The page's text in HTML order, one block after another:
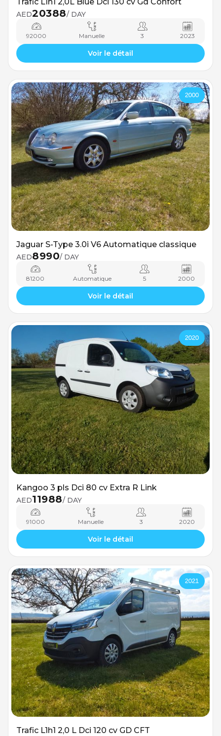
AED20388/ DAY
92000 Manuelle 3 2023
Voir le détail
2000
Jaguar S-Type 3.0i V6 Automatique classique
AED8990/ DAY
81200 Automatique 5 2000
Voir le détail
2020
Kangoo 3 pls Dci 80 cv Extra R Link
AED11988/ DAY
91000 Manuelle 3 2020
Voir le détail
2021
Trafic L1h1 2,0 L Dci 120 cv GD CFT